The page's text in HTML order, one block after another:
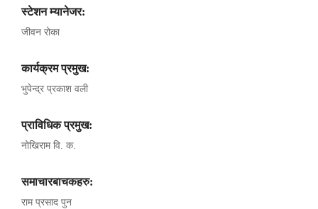
स्टेशन म्यानेजर:
जीवन रोका
कार्यक्रम प्रमुख:
भुपेन्द्र प्रकाश वली
प्राविधिक प्रमुख:
नोखिराम वि. क.
समाचारबाचकहरु:
राम प्रसाद पुन